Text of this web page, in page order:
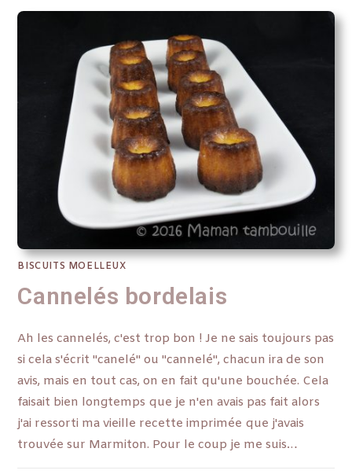
BISCUITS MOELLEUX
Cannelés bordelais
Ah les cannelés, c'est trop bon ! Je ne sais toujours pas
si cela s'écrit "canelé" ou "cannelé", chacun ira de son
avis, mais en tout cas, on en fait qu'une bouchée. Cela
faisait bien longtemps que je n'en avais pas fait alors
j'ai ressorti ma vieille recette imprimée que j'avais
trouvée sur Marmiton. Pour le coup je me suis…